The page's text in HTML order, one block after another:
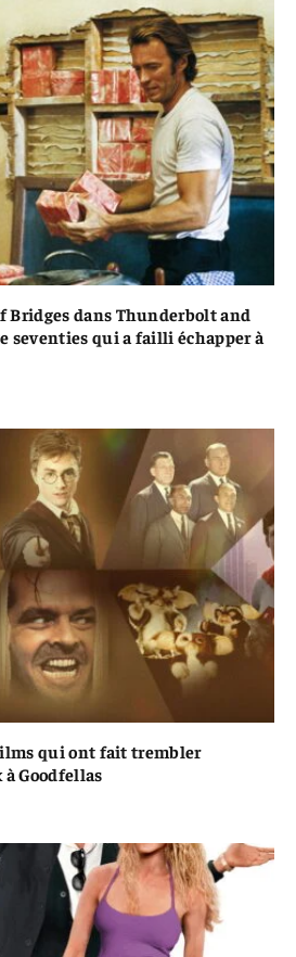
Bridges dans Thunderbolt and
seventies qui a failli échapper à
qui ont fait trembler
Goodfellas